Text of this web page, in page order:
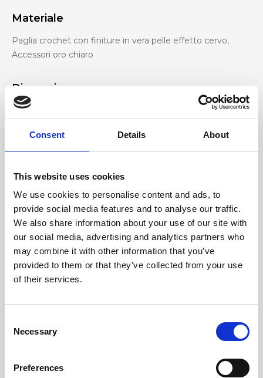
Consent Details About
This website uses cookies
We use cookies to personalise content and ads, to
provide social media features and to analyse our traffic.
We also share information about your use of our site with
our social media, advertising and analytics partners who
may combine it with other information that you’ve
provided to them or that they’ve collected from your use
of their services.
Selection
Necessary
Preferences
Materiale
Paglia crochet con finiture in vera pelle effetto cervo,
Accessori oro chiaro
Dimensione
26 x 9 x 13 cm (l x a x p)